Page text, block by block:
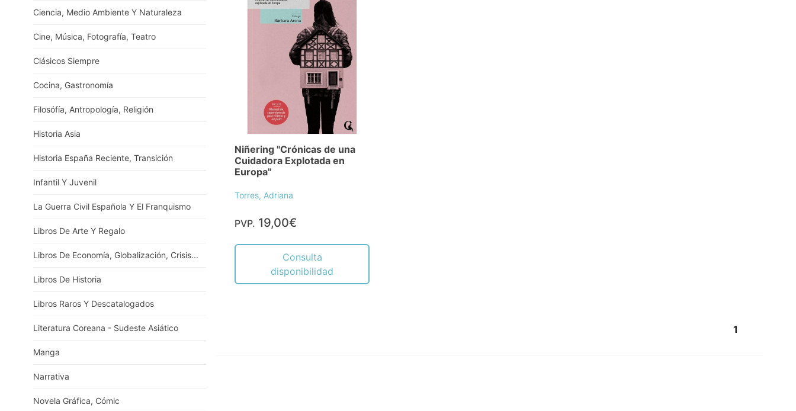
Ciencia, Medio Ambiente Y Naturaleza
Cine, Música, Fotografía, Teatro
Clásicos Siempre
Cocina, Gastronomía
Filosófía, Antropología, Religión
Historia Asia
Historia España Reciente, Transición
Infantil Y Juvenil
La Guerra Civil Española Y El Franquismo
Libros De Arte Y Regalo
Libros De Economía, Globalización, Crisis...
Libros De Historia
Libros Raros Y Descatalogados
Literatura Coreana - Sudeste Asiático
Manga
Narrativa
Novela Gráfica, Cómic
Niñering "Crónicas de una
Cuidadora Explotada en
Europa"
Torres, Adriana
PVP. 19,00€
Consulta
disponibilidad
1